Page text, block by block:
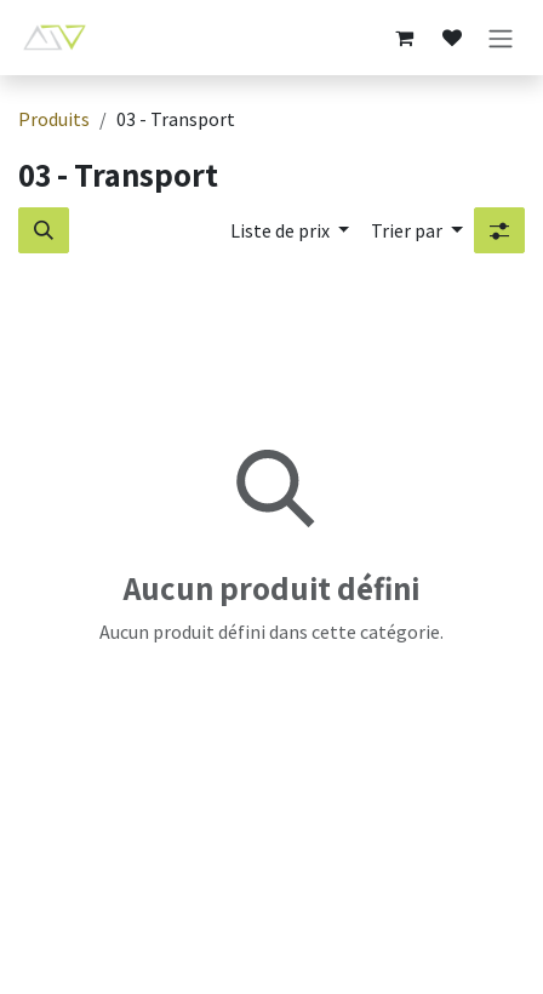
Produits 03 - Transport
03 - Transport
Liste de prix Trier par
Aucun produit défini
Aucun produit défini dans cette catégorie.